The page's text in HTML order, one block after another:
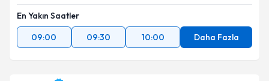
En Yakın Saatler
09:00
09:30 10:00 Daha Fazla